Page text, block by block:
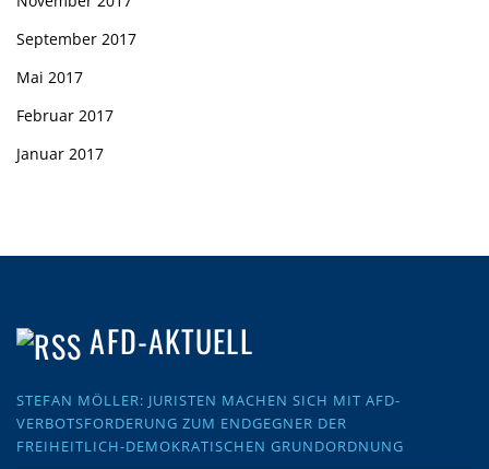
September 2017
Mai 2017
Februar 2017
Januar 2017
AFD-AKTUELL
STEFAN MÖLLER: JURISTEN MACHEN SICH MIT AFD-
VERBOTSFORDERUNG ZUM ENDGEGNER DER
FREIHEITLICH-DEMOKRATISCHEN GRUNDORDNUNG